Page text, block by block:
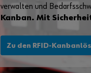
verwalten und
Kanban. Mit
Zu den RFID-